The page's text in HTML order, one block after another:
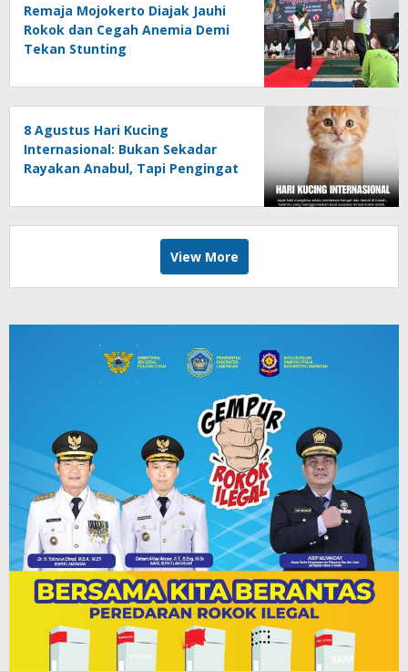
Remaja Mojokerto Diajak Jauhi
Rokok dan Cegah Anemia Demi
Tekan Stunting
8 Agustus Hari Kucing
Internasional: Bukan Sekadar
Rayakan Anabul, Tapi Pengingat
View More